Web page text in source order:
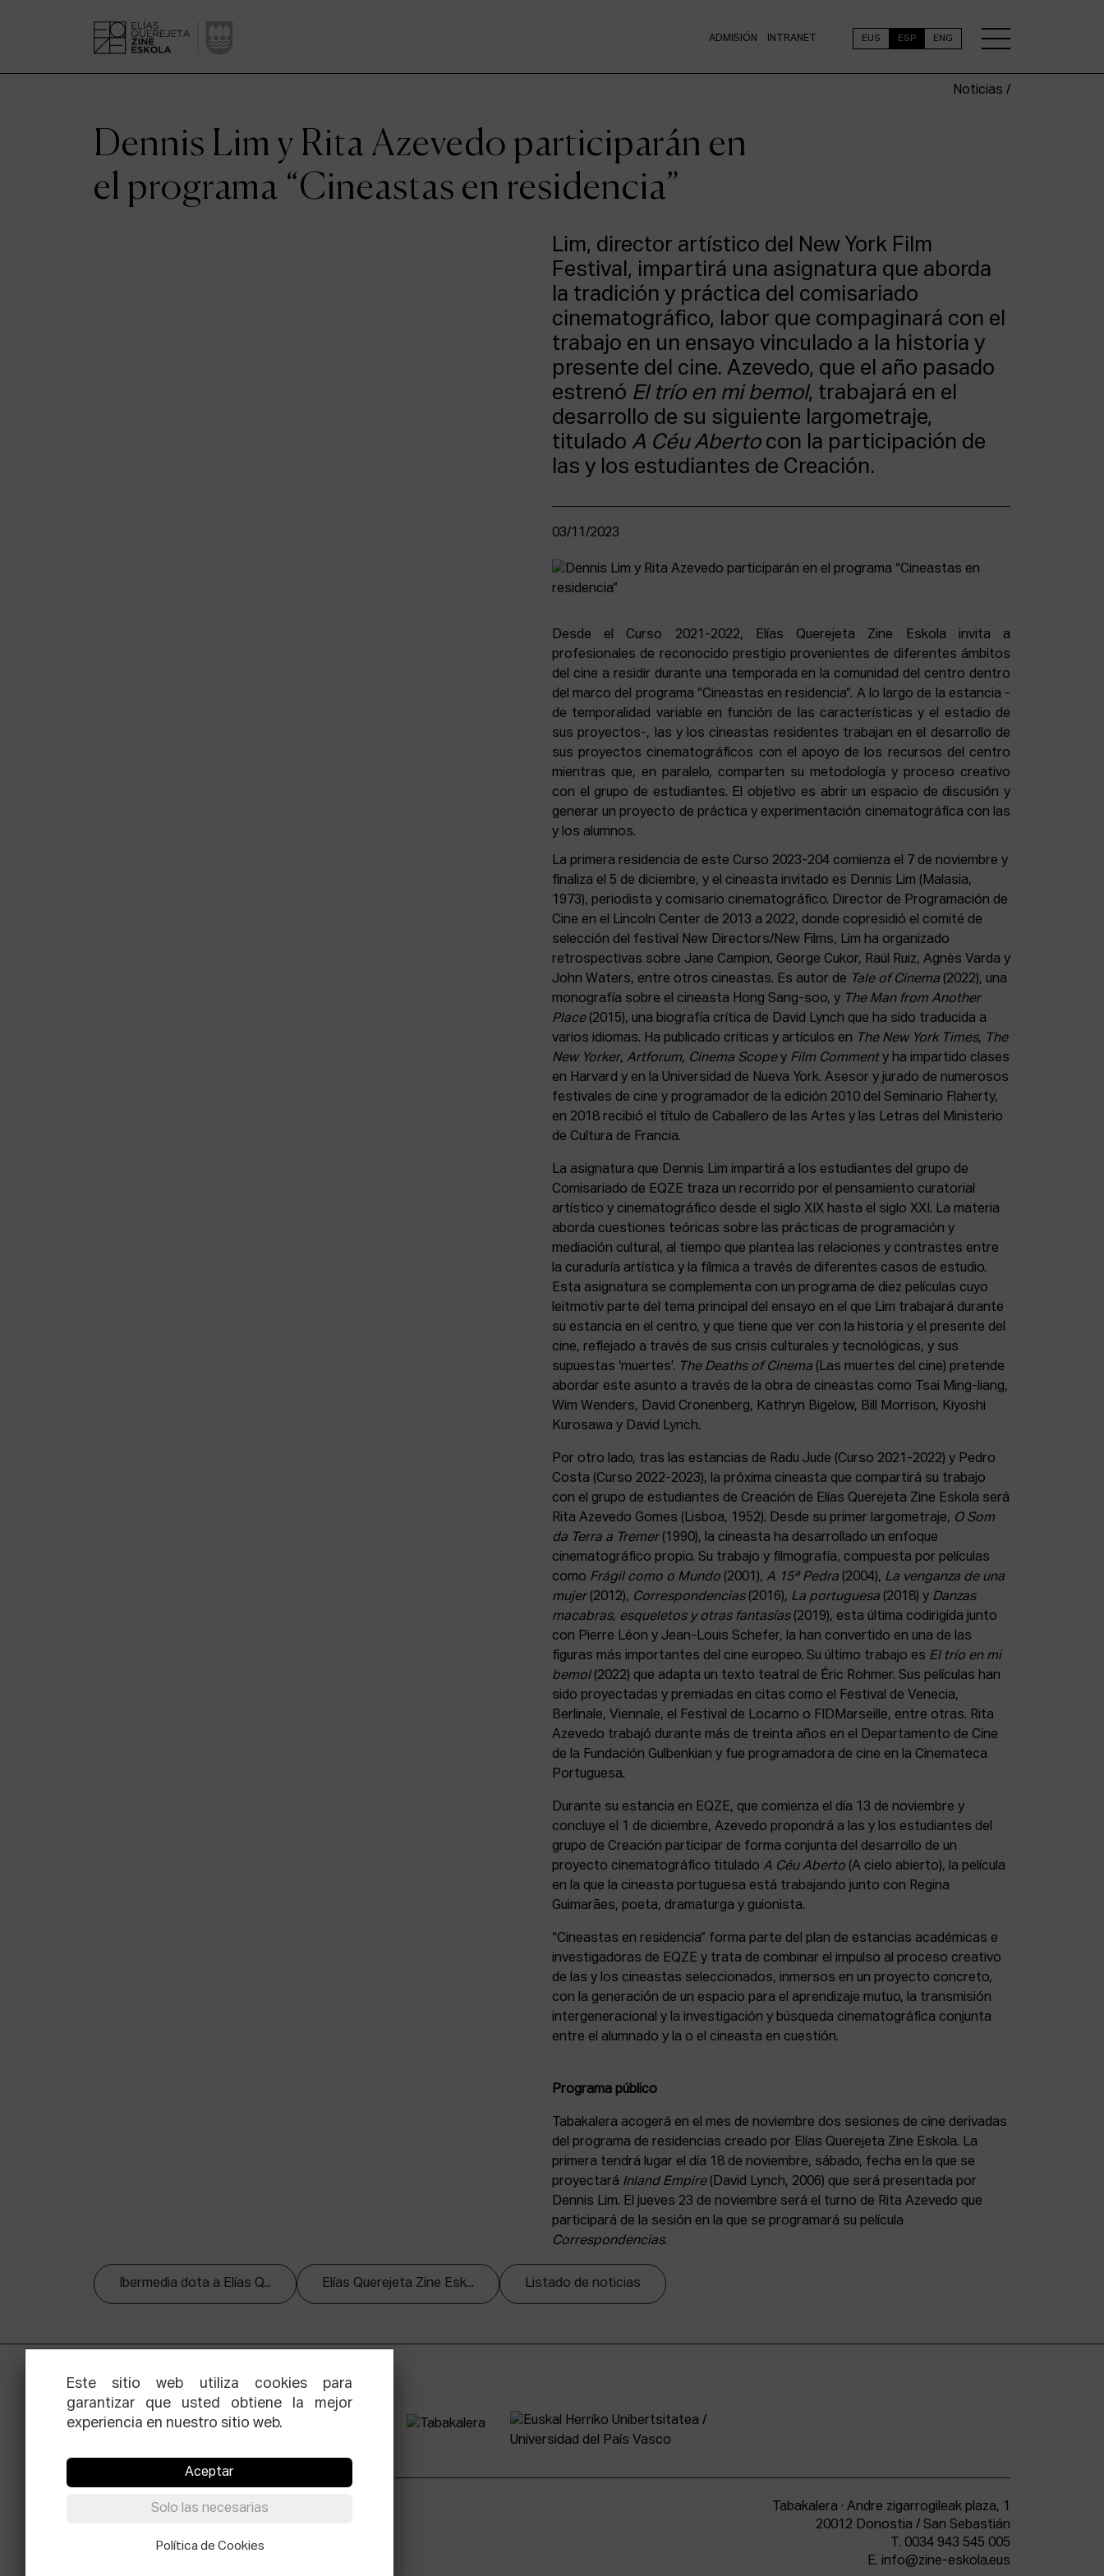
ADMISIÓN INTRANET EUS ESP ENG
Noticias /
Dennis Lim y Rita Azevedo participarán en
el programa “Cineastas en residencia”
Lim, director artístico del New York Film
Festival, impartirá una asignatura que aborda
la tradición y práctica del comisariado
cinematográfico, labor que compaginará con el
trabajo en un ensayo vinculado a la historia y
presente del cine. Azevedo, que el año pasado
estrenó El trío en mi bemol, trabajará en el
desarrollo de su siguiente largometraje,
titulado A Céu Abertocon la participación de
las y los estudiantes de Creación.
03/11/2023
Desde el Curso 2021-2022, Elías Querejeta Zine Eskola invita a
profesionales de reconocido prestigio provenientes de diferentes ámbitos
del cine a residir durante una temporada en la comunidad del centro dentro
del marco del programa “Cineastas en residencia”. A lo largo de la estancia -
de temporalidad variable en función de las características y el estadio de
sus proyectos-, las y los cineastas residentes trabajan en el desarrollo de
sus proyectos cinematográficos con el apoyo de los recursos del centro
mientras que, en paralelo, comparten su metodología y proceso creativo
con el grupo de estudiantes. El objetivo es abrir un espacio de discusión y
generar un proyecto de práctica y experimentación cinematográfica con las
y los alumnos.
La primera residencia de este Curso 2023-204 comienza el 7 de noviembre y
finaliza el 5 de diciembre, y el cineasta invitado es Dennis Lim (Malasia,
1973), periodista y comisario cinematográfico. Director de Programación de
Cine en el Lincoln Center de 2013 a 2022, donde copresidió el comité de
selección del festival New Directors/New Films, Lim ha organizado
retrospectivas sobre Jane Campion, George Cukor, Raúl Ruiz, Agnès Varda y
John Waters, entre otros cineastas. Es autor de Tale of Cinema (2022), una
monografía sobre el cineasta Hong Sang-soo, y The Man from Another
Place(2015), una biografía crítica de David Lynch que ha sido traducida a
varios idiomas. Ha publicado críticas y artículos en The New York Times, The
New Yorker, Artforum, Cinema Scopey Film Commenty ha impartido clases
en Harvard y en la Universidad de Nueva York. Asesor y jurado de numerosos
festivales de cine y programador de la edición 2010 del Seminario Flaherty,
en 2018 recibió el título de Caballero de las Artes y las Letras del Ministerio
de Cultura de Francia.
La asignatura que Dennis Lim impartirá a los estudiantes del grupo de
Comisariado de EQZE traza un recorrido por el pensamiento curatorial
artístico y cinematográfico desde el siglo XIX hasta el siglo XXI. La materia
aborda cuestiones teóricas sobre las prácticas de programación y
mediación cultural, al tiempo que plantea las relaciones y contrastes entre
la curaduría artística y la fílmica a través de diferentes casos de estudio.
Esta asignatura se complementa con un programa de diez películas cuyo
leitmotiv parte del tema principal del ensayo en el que Lim trabajará durante
su estancia en el centro, y que tiene que ver con la historia y el presente del
cine, reflejado a través de sus crisis culturales y tecnológicas, y sus
supuestas ‘muertes’. The Deaths of Cinema (Las muertes del cine) pretende
abordar este asunto a través de la obra de cineastas como Tsai Ming-liang,
Wim Wenders, David Cronenberg, Kathryn Bigelow, Bill Morrison, Kiyoshi
Kurosawa y David Lynch.
Por otro lado, tras las estancias de Radu Jude (Curso 2021-2022) y Pedro
Costa (Curso 2022-2023), la próxima cineasta que compartirá su trabajo
con el grupo de estudiantes de Creación de Elías Querejeta Zine Eskola será
Rita Azevedo Gomes (Lisboa, 1952). Desde su primer largometraje, O Som
da Terra a Tremer(1990), la cineasta ha desarrollado un enfoque
cinematográfico propio. Su trabajo y filmografía, compuesta por películas
como Frágil como o Mundo (2001), A 15ª Pedra (2004), La venganza de una
mujer(2012), Correspondencias(2016), La portuguesa (2018) y Danzas
macabras, esqueletos y otras fantasías(2019), esta última codirigida junto
con Pierre Léon y Jean-Louis Schefer, la han convertido en una de las
figuras más importantes del cine europeo. Su último trabajo es El trío en mi
bemol(2022) que adapta un texto teatral de Éric Rohmer. Sus películas han
sido proyectadas y premiadas en citas como el Festival de Venecia,
Berlinale, Viennale, el Festival de Locarno o FIDMarseille, entre otras. Rita
Azevedo trabajó durante más de treinta años en el Departamento de Cine
de la Fundación Gulbenkian y fue programadora de cine en la Cinemateca
Portuguesa.
Durante su estancia en EQZE, que comienza el día 13 de noviembre y
concluye el 1 de diciembre, Azevedo propondrá a las y los estudiantes del
grupo de Creación participar de forma conjunta del desarrollo de un
proyecto cinematográfico titulado A Céu Aberto (A cielo abierto), la película
en la que la cineasta portuguesa está trabajando junto con Regina
Guimarães, poeta, dramaturga y guionista.
“Cineastas en residencia” forma parte del plan de estancias académicas e
investigadoras de EQZE y trata de combinar el impulso al proceso creativo
de las y los cineastas seleccionados, inmersos en un proyecto concreto,
con la generación de un espacio para el aprendizaje mutuo, la transmisión
intergeneracional y la investigación y búsqueda cinematográfica conjunta
entre el alumnado y la o el cineasta en cuestión.
Programa público
Tabakalera acogerá en el mes de noviembre dos sesiones de cine derivadas
del programa de residencias creado por Elías Querejeta Zine Eskola. La
primera tendrá lugar el día 18 de noviembre, sábado, fecha en la que se
proyectará Inland Empire(David Lynch, 2006) que será presentada por
Dennis Lim. El jueves 23 de noviembre será el turno de Rita Azevedo que
participará de la sesión en la que se programará su película
Correspondencias.
Ibermedia dota a Elías Q... Elías Querejeta Zine Esk... Listado de noticias
Facebook Equis Instagram Threads
© Elías Querejeta Zine Eskola 2026
Tabakalera · Andre zigarrogileak plaza, 1
20012 Donostia / San Sebastián
T. 0034 943 545 005
E. info@zine-eskola.eus
Este sitio web utiliza cookies para
garantizar que usted obtiene la mejor
experiencia en nuestro sitio web.
Aceptar
Solo las necesarias
Política de Cookies